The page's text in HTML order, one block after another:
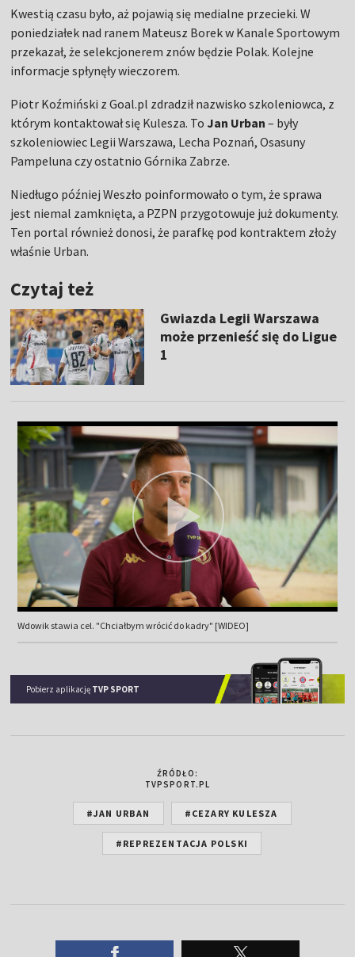
Kwestią czasu było, aż pojawią się medialne przecieki. W
poniedziałek nad ranem Mateusz Borek w Kanale Sportowym
przekazał, że selekcjonerem znów będzie Polak. Kolejne
informacje spłynęły wieczorem.
Piotr Koźmiński z Goal.pl zdradził nazwisko szkoleniowca, z
którym kontaktował się Kulesza. To Jan Urban– były
szkoleniowiec Legii Warszawa, Lecha Poznań, Osasuny
Pampeluna czy ostatnio Górnika Zabrze.
Niedługo później Weszło poinformowało o tym, że sprawa
jest niemal zamknięta, a PZPN przygotowuje już dokumenty.
Ten portal również donosi, że parafkę pod kontraktem złoży
właśnie Urban.
Czytaj też
Gwiazda Legii Warszawa
może przenieść się do Ligue
1
Wdowik stawia cel. "Chciałbym wrócić do kadry" [WIDEO]
Pobierz aplikację TVP SPORT
ŹRÓDŁO:
TVPSPORT.PL
#JAN URBAN #CEZARY KULESZA
#REPREZENTACJA POLSKI